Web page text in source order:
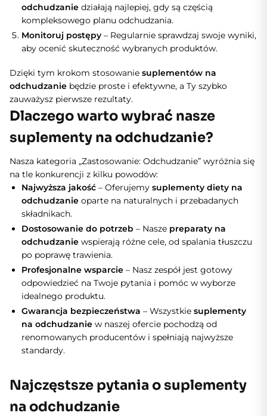
odchudzanie działają najlepiej, gdy są częścią
kompleksowego planu odchudzania.
Monitoruj postępy – Regularnie sprawdzaj swoje wyniki,
aby ocenić skuteczność wybranych produktów.
Dzięki tym krokom stosowanie suplementów na
odchudzanie będzie proste i efektywne, a Ty szybko
zauważysz pierwsze rezultaty.
Dlaczego warto wybrać nasze
suplementy na odchudzanie?
Nasza kategoria „Zastosowanie: Odchudzanie” wyróżnia się
na tle konkurencji z kilku powodów:
Najwyższa jakość – Oferujemy suplementy diety na
odchudzanie oparte na naturalnych i przebadanych
składnikach.
Dostosowanie do potrzeb – Nasze preparaty na
odchudzanie wspierają różne cele, od spalania tłuszczu
po poprawę trawienia.
Profesjonalne wsparcie – Nasz zespół jest gotowy
odpowiedzieć na Twoje pytania i pomóc w wyborze
idealnego produktu.
Gwarancja bezpieczeństwa – Wszystkie suplementy
na odchudzanie w naszej ofercie pochodzą od
renomowanych producentów i spełniają najwyższe
standardy.
Najczęstsze pytania o suplementy
na odchudzanie